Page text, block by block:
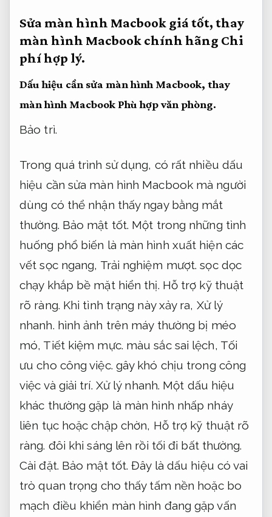
Sửa màn hình Macbook giá tốt, thay
màn hình Macbook chính hãng Chi
phí hợp lý.
Dấu hiệu cần sửa màn hình Macbook, thay
màn hình Macbook Phù hợp văn phòng.
Bảo trì.
Trong quá trình sử dụng, có rất nhiều dấu
hiệu cần sửa màn hình Macbook mà người
dùng có thể nhận thấy ngay bằng mắt
thường. Bảo mật tốt. Một trong những tình
huống phổ biến là màn hình xuất hiện các
vết sọc ngang, Trải nghiệm mượt. sọc dọc
chạy khắp bề mặt hiển thị. Hỗ trợ kỹ thuật
rõ ràng. Khi tình trạng này xảy ra, Xử lý
nhanh. hình ảnh trên máy thường bị méo
mó, Tiết kiệm mực. màu sắc sai lệch, Tối
ưu cho công việc. gây khó chịu trong công
việc và giải trí. Xử lý nhanh. Một dấu hiệu
khác thường gặp là màn hình nhấp nháy
liên tục hoặc chập chờn, Hỗ trợ kỹ thuật rõ
ràng. đôi khi sáng lên rồi tối đi bất thường.
Cài đặt. Bảo mật tốt. Đây là dấu hiệu có vai
trò quan trọng cho thấy tấm nền hoặc bo
mạch điều khiển màn hình đang gặp vấn